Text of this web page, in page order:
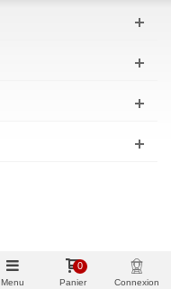
Menu Panier
0
Connexion